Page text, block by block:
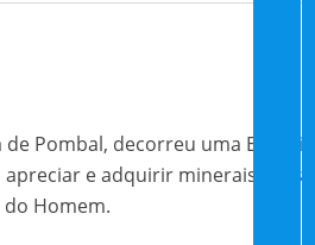
Pombal, decorreu uma
e adquirir minerais,
Homem.